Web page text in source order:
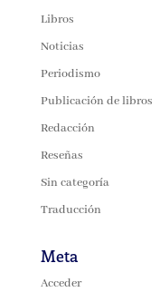
Libros
Noticias
Periodismo
Publicación de libros
Redacción
Reseñas
Sin categoría
Traducción
Meta
Acceder